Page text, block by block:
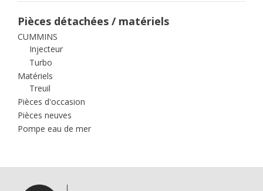
Pièces détachées / matériels
CUMMINS
Injecteur
Turbo
Matériels
Treuil
Pièces d'occasion
Pièces neuves
Pompe eau de mer